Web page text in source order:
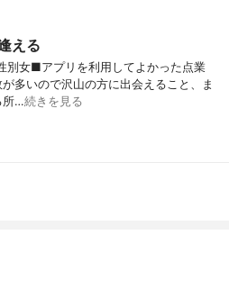
える
女■アプリを利用してよかった点業
多いので沢山の方に出会えること、ま
所…続きを見る